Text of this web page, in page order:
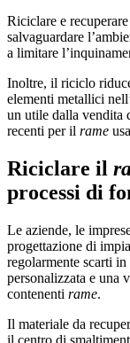
Riciclare e
salvaguardare
a limitare
Inoltre, il riciclo
elementi metallici
un utile dalla vendita
recenti per il rame
Riciclare il
processi di
Le aziende, le
progettazione di
regolarmente scarti in
personalizzata e una
contenenti rame.
Il materiale da
il centro di